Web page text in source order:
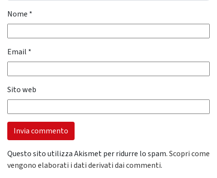
Nome *
Email *
Sito web
Questo sito utilizza Akismet per ridurre lo spam.Scopri come
vengono elaborati i dati derivati dai commenti.